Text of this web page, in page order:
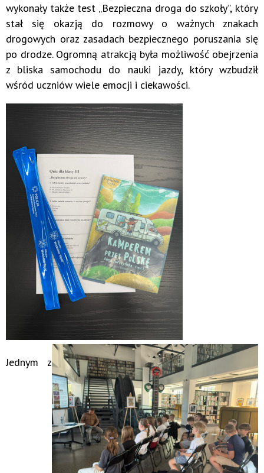
wykonały także test „Bezpieczna droga do szkoły”, który
stał się okazją do rozmowy o ważnych znakach
drogowych oraz zasadach bezpiecznego poruszania się
po drodze. Ogromną atrakcją była możliwość obejrzenia
z bliska samochodu do nauki jazdy, który wzbudził
wśród uczniów wiele emocji i ciekawości.
Jednym z